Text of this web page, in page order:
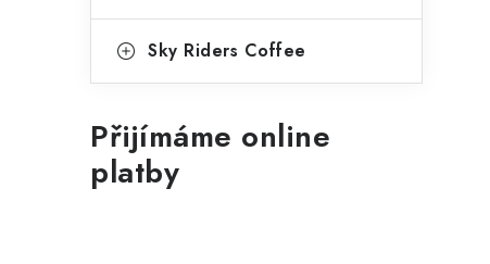
Sky Riders Coffee
Přijímáme online
platby